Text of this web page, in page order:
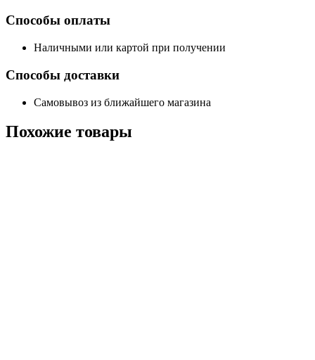
Способы оплаты
Наличными или картой при получении
Способы доставки
Самовывоз из ближайшего магазина
Похожие товары